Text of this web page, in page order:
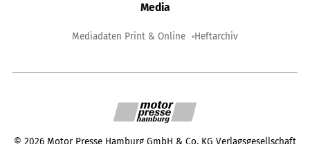
Media
Mediadaten Print & Online Heftarchiv
© 2026 Motor Presse Hamburg GmbH & Co. KG Verlagsgesellschaft